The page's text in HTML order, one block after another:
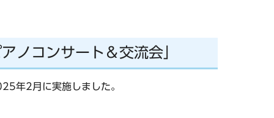
コンサート＆交流会」
年2月に実施しました。